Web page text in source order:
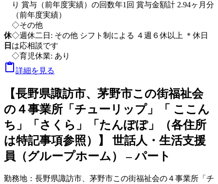
り 賞与（前年度実績）の回数年1回 賞与金額計 2.94ヶ月分
（前年度実績）
休
日
◇その他
◇週休二日: その他 シフト制による ４週６休以上 ＊休日
は応相談です
◇育児休業: あり
 詳細を見る
【長野県諏訪市、茅野市この街福祉会
の４事業所「チューリップ」「 ここん
ち」「さくら」「たんぽぽ」（各住所
は特記事項参照）】 世話人・生活支援
員（グループホーム） – パート
勤務地： 長野県諏訪市、茅野市この街福祉会の４事業所「チ